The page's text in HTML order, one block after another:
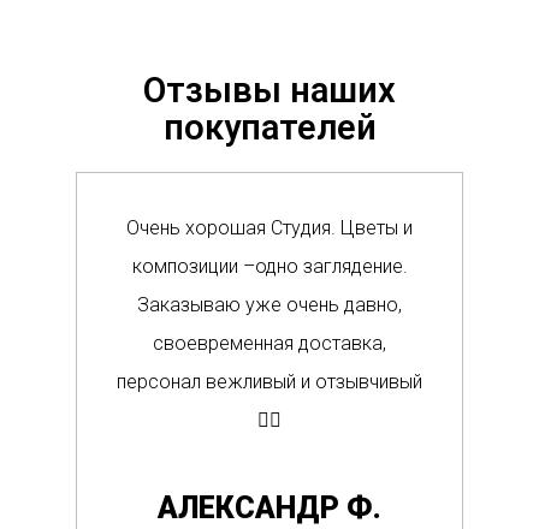
Отзывы наших
покупателей
Очень хорошая Студия. Цветы и
композиции –одно заглядение.
Заказываю уже очень давно,
своевременная доставка,
персонал вежливый и отзывчивый
👍🏼
АЛЕКСАНДР Ф.